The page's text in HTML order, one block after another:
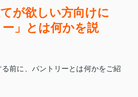
が欲しい方向けに
ー」とは何かを説
前に、パントリーとは何かをご紹